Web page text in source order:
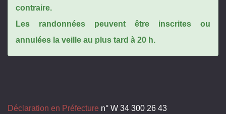
contraire.
Les randonnées peuvent être inscrites ou
annulées la veille au plus tard à 20 h.
Déclaration en Préfecture n° W 34 300 26 43